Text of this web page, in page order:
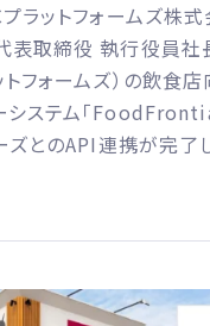
プラットフォームズ株
表取締役 執行役員社
フォームズ）の飲食
システム「
ズとのAPI連携が完了